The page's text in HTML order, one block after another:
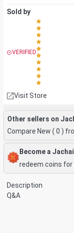
Sold by
VERIFIED
Visit Store
Other sellers on
Compare New ( 0 )
Become a
redeem coins
Description
Q&A